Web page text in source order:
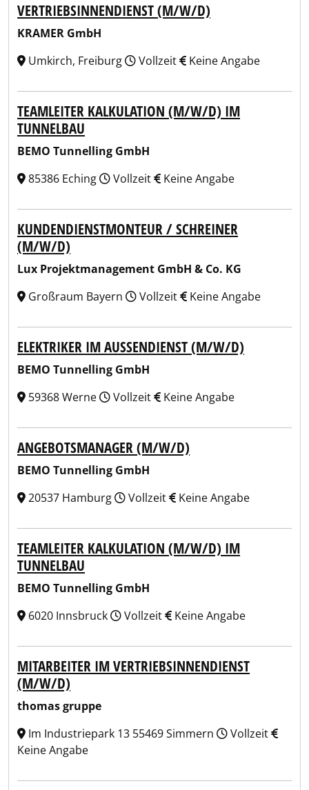
VERTRIEBSINNENDIENST (M/W/D)
KRAMER GmbH
Umkirch, Freiburg
Vollzeit Keine Angabe
TEAMLEITER KALKULATION (M/W/D) IM
TUNNELBAU
BEMO Tunnelling GmbH
85386 Eching
Vollzeit Keine Angabe
KUNDENDIENSTMONTEUR / SCHREINER
(M/W/D)
Lux Projektmanagement GmbH & Co. KG
Großraum Bayern
Vollzeit Keine Angabe
ELEKTRIKER IM AUSSENDIENST (M/W/D)
BEMO Tunnelling GmbH
59368 Werne
Vollzeit Keine Angabe
ANGEBOTSMANAGER (M/W/D)
BEMO Tunnelling GmbH
20537 Hamburg
Vollzeit Keine Angabe
TEAMLEITER KALKULATION (M/W/D) IM
TUNNELBAU
BEMO Tunnelling GmbH
6020 Innsbruck
Vollzeit Keine Angabe
MITARBEITER IM VERTRIEBSINNENDIENST
(M/W/D)
thomas gruppe
Im Industriepark 13 55469 Simmern
Vollzeit
Keine Angabe